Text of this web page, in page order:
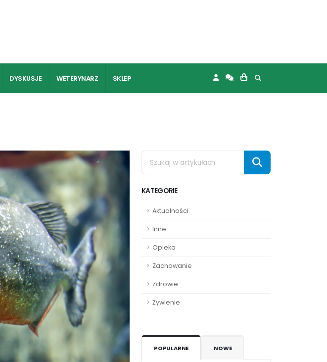
DYSKUSJE WETERYNARZ SKLEP
KATEGORIE
Aktualności
Inne
Opieka
Zachowanie
Zdrowie
Żywienie
POPULARNE NOWE